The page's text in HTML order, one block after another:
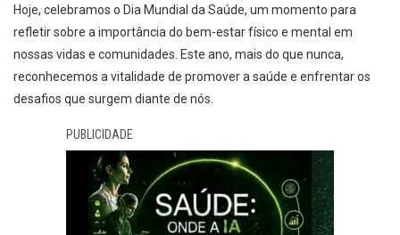
Hoje, celebramos o Dia Mundial da Saúde, um momento para
refletir sobre a importância do bem-estar físico e mental em
nossas vidas e comunidades. Este ano, mais do que nunca,
reconhecemos a vitalidade de promover a saúde e enfrentar os
desafios que surgem diante de nós.
PUBLICIDADE